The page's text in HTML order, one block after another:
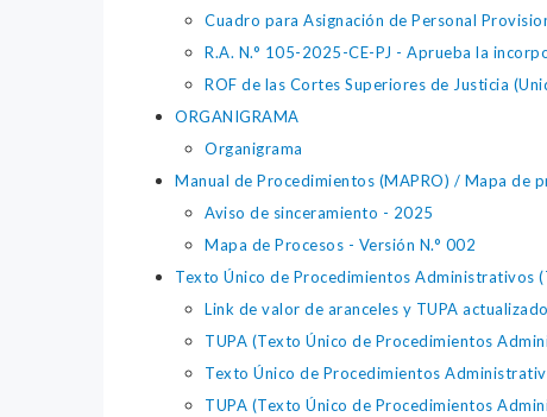
Cuadro para Asignación de Personal
R.A. N.° 105-2025-CE-PJ - Aprueba la
ROF de las Cortes Superiores de Justicia
ORGANIGRAMA
Organigrama
Manual de Procedimientos (MAPRO) / Mapa de
Aviso de sinceramiento - 2025
Mapa de Procesos - Versión N.° 002
Texto Único de Procedimientos Administrativos
Link de valor de aranceles y TUPA
TUPA (Texto Único de Procedimientos
Texto Único de Procedimientos
TUPA (Texto Único de Procedimientos